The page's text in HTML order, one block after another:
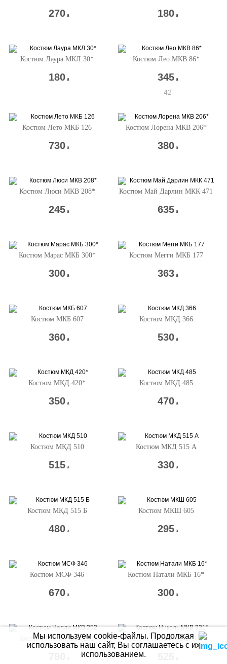
270 a 180 a
Костюм Лаура МКЛ 30*
180 a
Костюм Лео МКВ 86*
345 a
42
Костюм Лето МКБ 126
730 a
Костюм Лорена МКВ 206*
380 a
Костюм Люси МКВ 208*
245 a
Костюм Май Дарлин МКК 471
635 a
Костюм Марас МКБ 300*
300 a
Костюм Мегги МКБ 177
363 a
Костюм МКБ 607
360 a
Костюм МКД 366
530 a
Костюм МКД 420*
350 a
Костюм МКД 485
470 a
Костюм МКД 510
515 a
Костюм МКД 515 А
330 a
Костюм МКД 515 Б
480 a
Костюм МКШ 605
295 a
Костюм МСФ 346
670 a
Костюм Натали МКБ 16*
300 a
Костюм Нелли МКВ 252 Костюм Николь МКВ 331*
Мы используем cookie-файлы. Продолжая
использовать наш сайт, Вы соглашаетесь с их
использованием.